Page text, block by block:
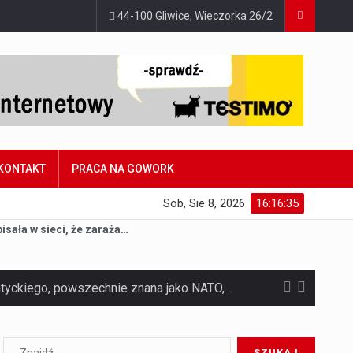
44-100 Gliwice, Wieczorka 26/2
PRACA NA GOWORK
16:16:36
Sob, Sie 8, 2026
w sieci, że zaraża…